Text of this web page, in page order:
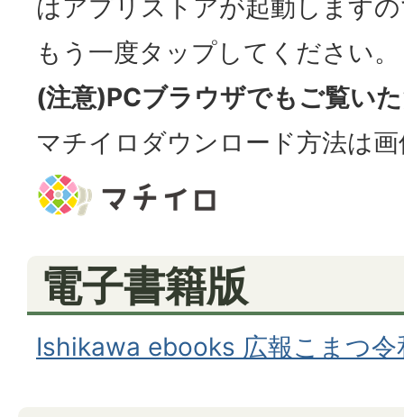
はアプリストアが起動します
もう一度タップしてください。
(注意)PCブラウザでもご覧い
マチイロダウンロード方法は
電子書籍版
Ishikawa ebooks 広報こまつ令